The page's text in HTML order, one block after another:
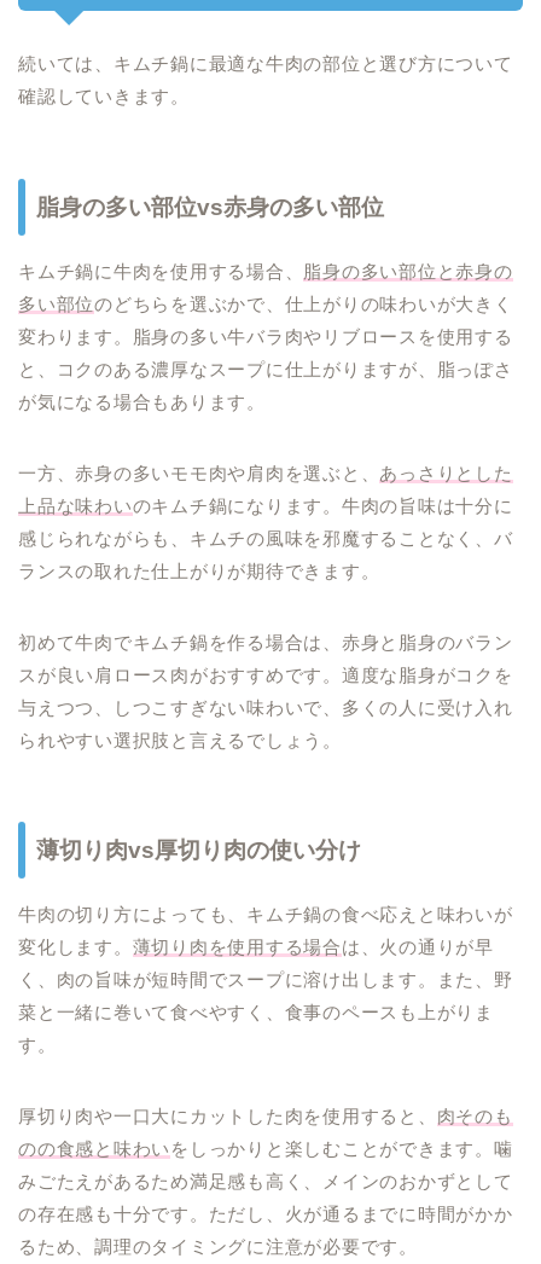
続いては、キムチ鍋に最適な牛肉の部位と選び方について
確認していきます。
脂身の多い部位vs赤身の多い部位
キムチ鍋に牛肉を使用する場合、 脂身の多い部位と赤身の
多い部位のどちらを選ぶかで、仕上がりの味わいが大きく
変わります。脂身の多い牛バラ肉やリブロースを使用する
と、コクのある濃厚なスープに仕上がりますが、脂っぽさ
が気になる場合もあります。
一方、赤身の多いモモ肉や肩肉を選ぶと、 あっさりとした
上品な味わいのキムチ鍋になります。牛肉の旨味は十分に
感じられながらも、キムチの風味を邪魔することなく、バ
ランスの取れた仕上がりが期待できます。
初めて牛肉でキムチ鍋を作る場合は、赤身と脂身のバラン
スが良い肩ロース肉がおすすめです。適度な脂身がコクを
与えつつ、しつこすぎない味わいで、多くの人に受け入れ
られやすい選択肢と言えるでしょう。
薄切り肉vs厚切り肉の使い分け
牛肉の切り方によっても、キムチ鍋の食べ応えと味わいが
変化します。 薄切り肉を使用する場合は、火の通りが早
く、肉の旨味が短時間でスープに溶け出します。また、野
菜と一緒に巻いて食べやすく、食事のペースも上がりま
す。
厚切り肉や一口大にカットした肉を使用すると、 肉そのも
のの食感と味わい をしっかりと楽しむことができます。噛
みごたえがあるため満足感も高く、メインのおかずとして
の存在感も十分です。ただし、火が通るまでに時間がかか
るため、調理のタイミングに注意が必要です。